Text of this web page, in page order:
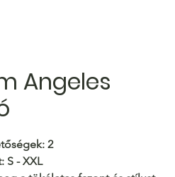
Angeles
2
S - XXL